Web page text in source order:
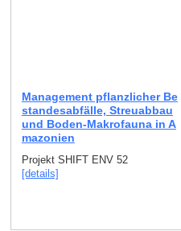
Management pflanzlicher Be
standesabfälle, Streuabbau
und Boden-Makrofauna in A
mazonien
Projekt SHIFT ENV 52
[details]